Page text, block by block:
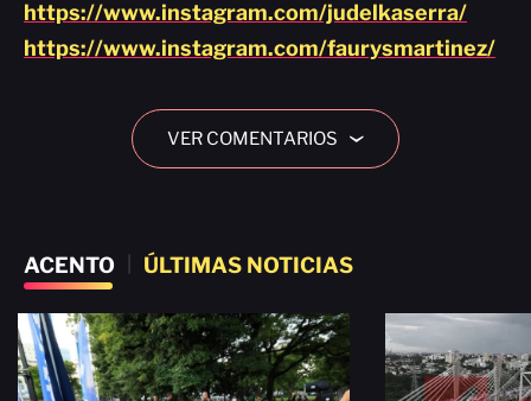
https://www.instagram.com/judelkaserra/
https://www.instagram.com/faurysmartinez/
VER COMENTARIOS ›
ACENTO ÚLTIMAS NOTICIAS